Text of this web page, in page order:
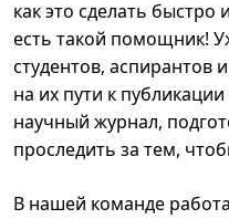
как это сделать
есть такой помощник!
студентов, аспирантов
на их пути к
научный журнал,
проследить за тем,
В нашей команде